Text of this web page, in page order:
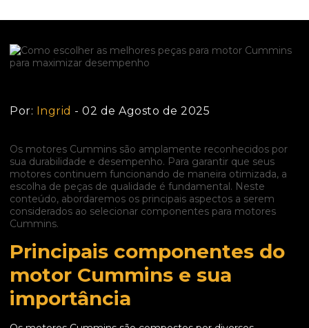
Por: Ingrid - 02 de Agosto de 2025
Os motores Cummins são amplamente reconhecidos por
sua durabilidade e desempenho. Para garantir que seus
motores continuem funcionando de maneira otimizada, a
escolha de peças de qualidade é fundamental. Neste
conteúdo, abordaremos os principais aspectos a serem
considerados ao selecionar componentes para motores
Cummins.
Principais componentes do
motor Cummins e sua
importância